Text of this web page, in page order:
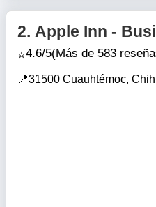
2. Apple Inn -
4.6/5(Más de 583
31500 Cuauhtémoc,